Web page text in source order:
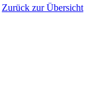
Zurück zur Übersicht